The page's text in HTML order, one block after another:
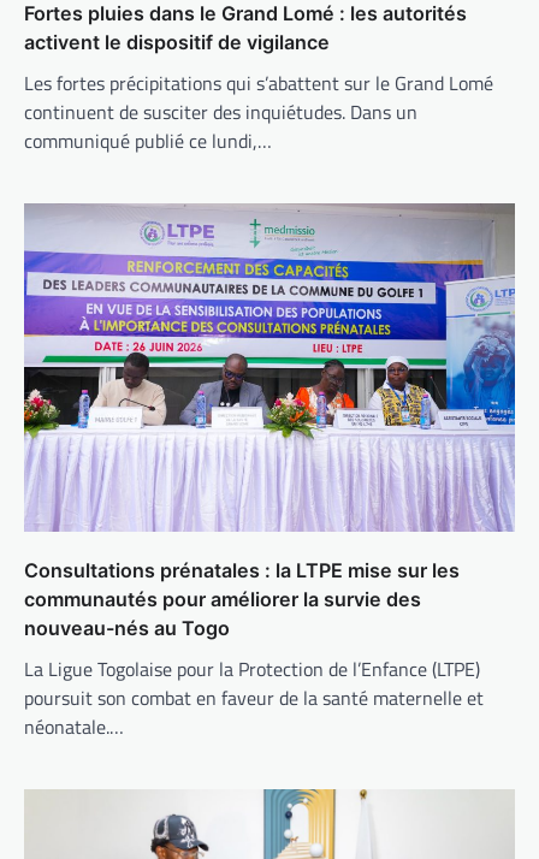
Fortes pluies dans le Grand Lomé : les autorités
activent le dispositif de vigilance
Les fortes précipitations qui s’abattent sur le Grand Lomé
continuent de susciter des inquiétudes. Dans un
communiqué publié ce lundi,…
Consultations prénatales : la LTPE mise sur les
communautés pour améliorer la survie des
nouveau-nés au Togo
La Ligue Togolaise pour la Protection de l’Enfance (LTPE)
poursuit son combat en faveur de la santé maternelle et
néonatale.…